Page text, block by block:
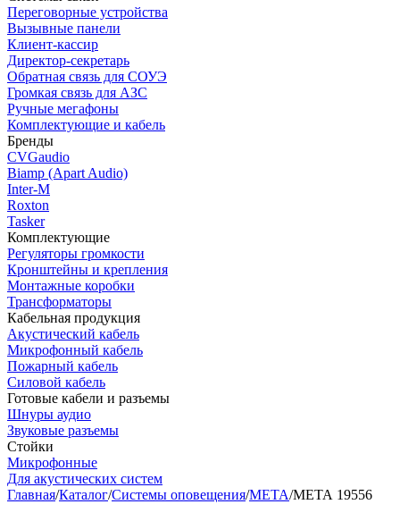
Переговорные устройства
Вызывные панели
Клиент-кассир
Директор-секретарь
Обратная связь для СОУЭ
Громкая связь для АЗС
Ручные мегафоны
Комплектующие и кабель
Бренды
CVGaudio
Biamp (Apart Audio)
Inter-M
Roxton
Tasker
Комплектующие
Регуляторы громкости
Кронштейны и крепления
Монтажные коробки
Трансформаторы
Кабельная продукция
Акустический кабель
Микрофонный кабель
Пожарный кабель
Силовой кабель
Готовые кабели и разъемы
Шнуры аудио
Звуковые разъемы
Стойки
Микрофонные
Для акустических систем
Главная/Каталог/Системы оповещения/МЕТА/МЕТА 19556